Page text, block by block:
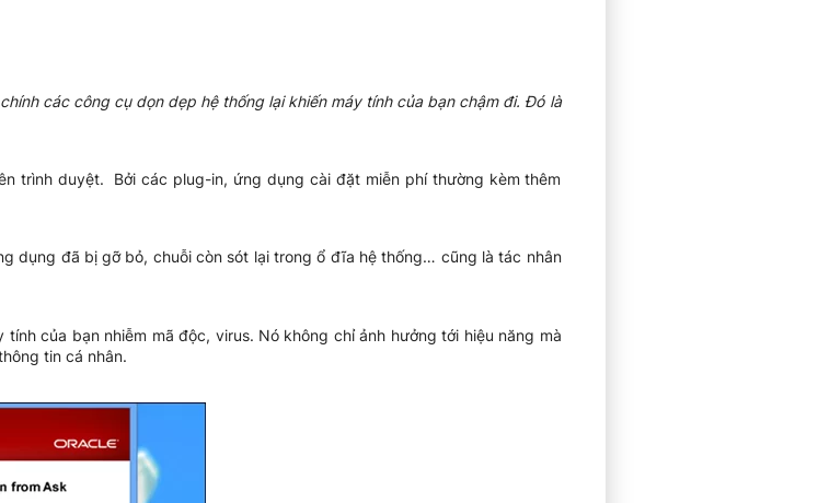
các công cụ dọn dẹp hệ thống lại khiến máy tính của bạn chậm đi. Đó là
trình duyệt. Bởi các plug-in, ứng dụng cài đặt miễn phí thường kèm thêm
dụng đã bị gỡ bỏ, chuỗi còn sót lại trong ổ đĩa hệ thống… cũng là tác nhân
của bạn nhiễm mã độc, virus. Nó không chỉ ảnh hưởng tới hiệu năng mà
tin cá nhân.